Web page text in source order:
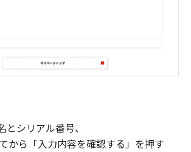
シリアル番号、
から「入力内容を確認する」を押す